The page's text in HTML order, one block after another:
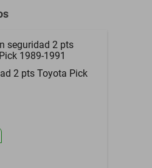
Voyager
Espejo Retrovisor
2 pts Toyota Pick